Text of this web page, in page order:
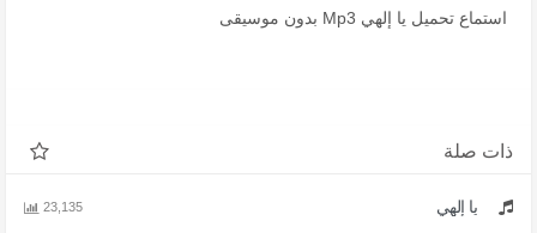
استماع تحميل يا إلهي Mp3 بدون موسيقى
ذات صلة
يا إلهي 23,135